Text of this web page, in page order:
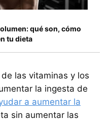
qué son, cómo
tu dieta
las vitaminas y los
la ingesta de
a aumentar la
sin aumentar las